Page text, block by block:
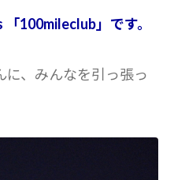
100mileclub」です。
、みんなを引っ張っ